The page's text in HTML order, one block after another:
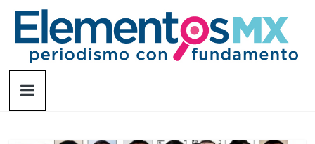
Saltar
contenido
Elementosmx